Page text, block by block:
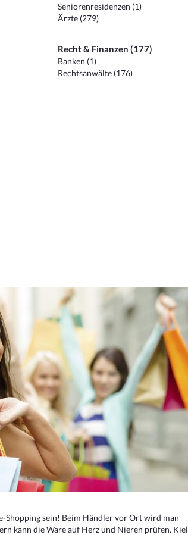
Seniorenresidenzen (1)
Ärzte (279)
Recht & Finanzen (177)
Banken (1)
Rechtsanwälte (176)
Shopping sein! Beim Händler vor Ort wird man
kann die Ware auf Herz und Nieren prüfen. Kiel